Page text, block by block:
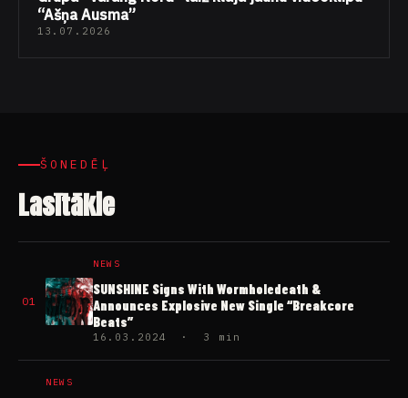
“Ašņa Ausma”
13.07.2026
ŠONEDĒĻ
Lasītākie
01
NEWS
SUNSHINE Signs With Wormholedeath &
Announces Explosive New Single “Breakcore
Beats”
16.03.2024 · 3 min
NEWS